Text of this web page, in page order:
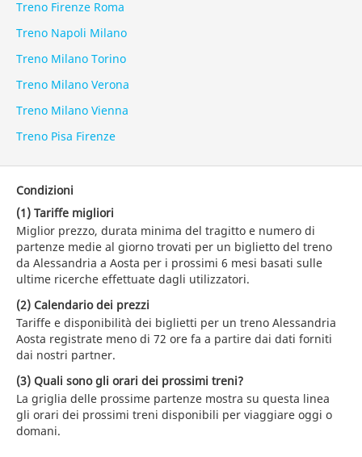
Treno Firenze Roma
Treno Napoli Milano
Treno Milano Torino
Treno Milano Verona
Treno Milano Vienna
Treno Pisa Firenze
Condizioni
(1) Tariffe migliori
Miglior prezzo, durata minima del tragitto e numero di
partenze medie al giorno trovati per un biglietto del treno
da Alessandria a Aosta per i prossimi 6 mesi basati sulle
ultime ricerche effettuate dagli utilizzatori.
(2) Calendario dei prezzi
Tariffe e disponibilità dei biglietti per un treno Alessandria
Aosta registrate meno di 72 ore fa a partire dai dati forniti
dai nostri partner.
(3) Quali sono gli orari dei prossimi treni?
La griglia delle prossime partenze mostra su questa linea
gli orari dei prossimi treni disponibili per viaggiare oggi o
domani.